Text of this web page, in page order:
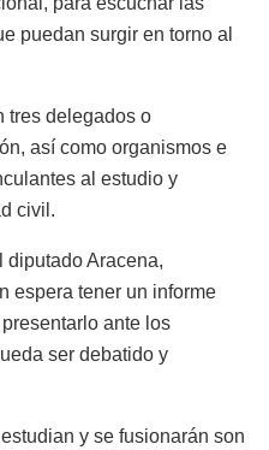
puedan surgir en torno al
tres delegados o
así como organismos e
al estudio y
civil.
diputado Aracena,
espera tener un informe
ante los
ser debatido y
y se fusionarán son